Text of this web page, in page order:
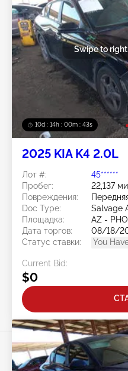
10d : 14h : 00m : 41s
Swipe to
2025 KIA K4 2.0L
Лот #:
45******
Пробег:
22,137
Повреждения:
Doc Type:
Salvage
Площадка:
AZ -
Дата торгов:
08/18/
Статус ставки:
You
Current Bid:
$0